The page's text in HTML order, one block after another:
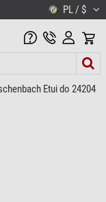
PL / $
Etui do 24204